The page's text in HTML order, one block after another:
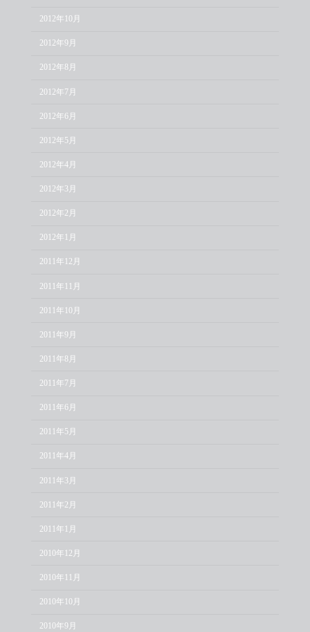
2012年10月
2012年9月
2012年8月
2012年7月
2012年6月
2012年5月
2012年4月
2012年3月
2012年2月
2012年1月
2011年12月
2011年11月
2011年10月
2011年9月
2011年8月
2011年7月
2011年6月
2011年5月
2011年4月
2011年3月
2011年2月
2011年1月
2010年12月
2010年11月
2010年10月
2010年9月